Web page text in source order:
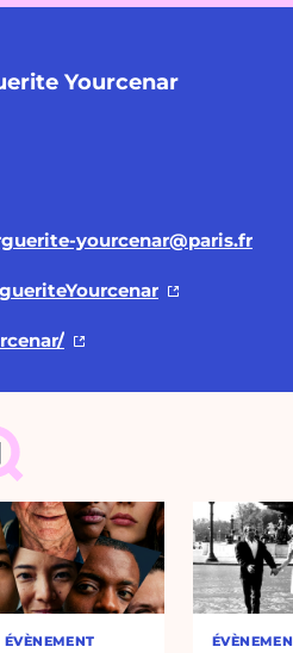
Yourcenar
yourcenar@paris.fr
ÉVÈNEMENT